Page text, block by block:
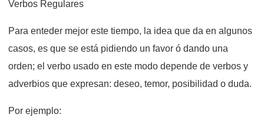
Verbos Regulares
Para enteder mejor este tiempo, la idea que da en algunos
casos, es que se está pidiendo un favor ó dando una
orden; el verbo usado en este modo depende de verbos y
adverbios que expresan: deseo, temor, posibilidad o duda.
Por ejemplo: